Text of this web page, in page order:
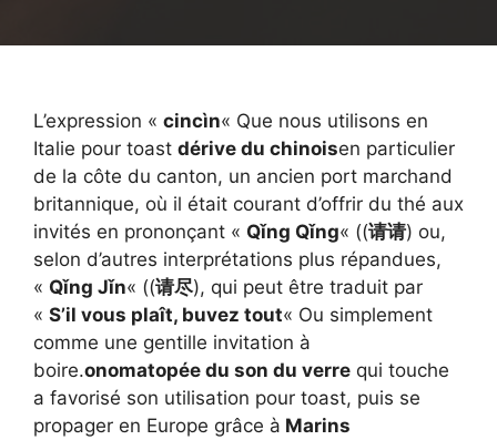
L’expression « cincìn« Que nous utilisons en
Italie pour toast dérive du chinoisen particulier
de la côte du canton, un ancien port marchand
britannique, où il était courant d’offrir du thé aux
invités en prononçant « Qǐng Qǐng« ((请请) ou,
selon d’autres interprétations plus répandues,
« Qǐng Jǐn« ((请尽), qui peut être traduit par
« S’il vous plaît, buvez tout« Ou simplement
comme une gentille invitation à
boire.onomatopée du son du verre qui touche
a favorisé son utilisation pour toast, puis se
propager en Europe grâce à Marins